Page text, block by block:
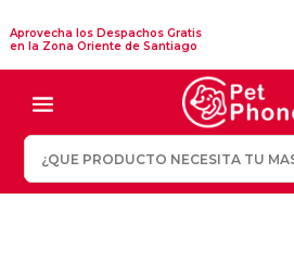
Aprovecha los Despachos Gratis
en la Zona Oriente de Santiago